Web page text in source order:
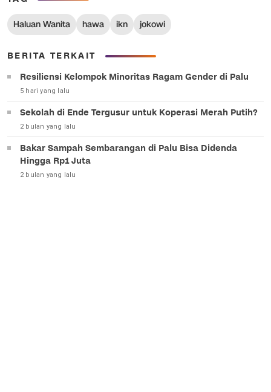
Haluan Wanita hawa ikn jokowi
BERITA TERKAIT
Resiliensi Kelompok Minoritas Ragam Gender di Palu
5 hari yang lalu
Sekolah di Ende Tergusur untuk Koperasi Merah Putih?
2 bulan yang lalu
Bakar Sampah Sembarangan di Palu Bisa Didenda
Hingga Rp1 Juta
2 bulan yang lalu